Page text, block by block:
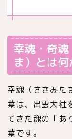
幸魂・奇
ま）とは何
幸魂（さきみた
葉は、出雲大社
てきた魂の「あ
葉です。